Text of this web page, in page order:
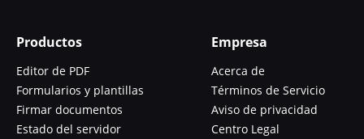
Productos
Editor de PDF
Formularios y plantillas
Firmar documentos
Estado del servidor
Empresa
Acerca de
Términos de Servicio
Aviso de privacidad
Centro Legal